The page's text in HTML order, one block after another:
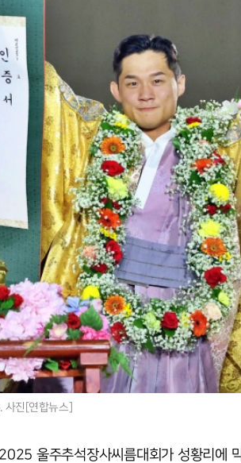
사진[연합뉴스]
울주추석장사씨름대회가 성황리에